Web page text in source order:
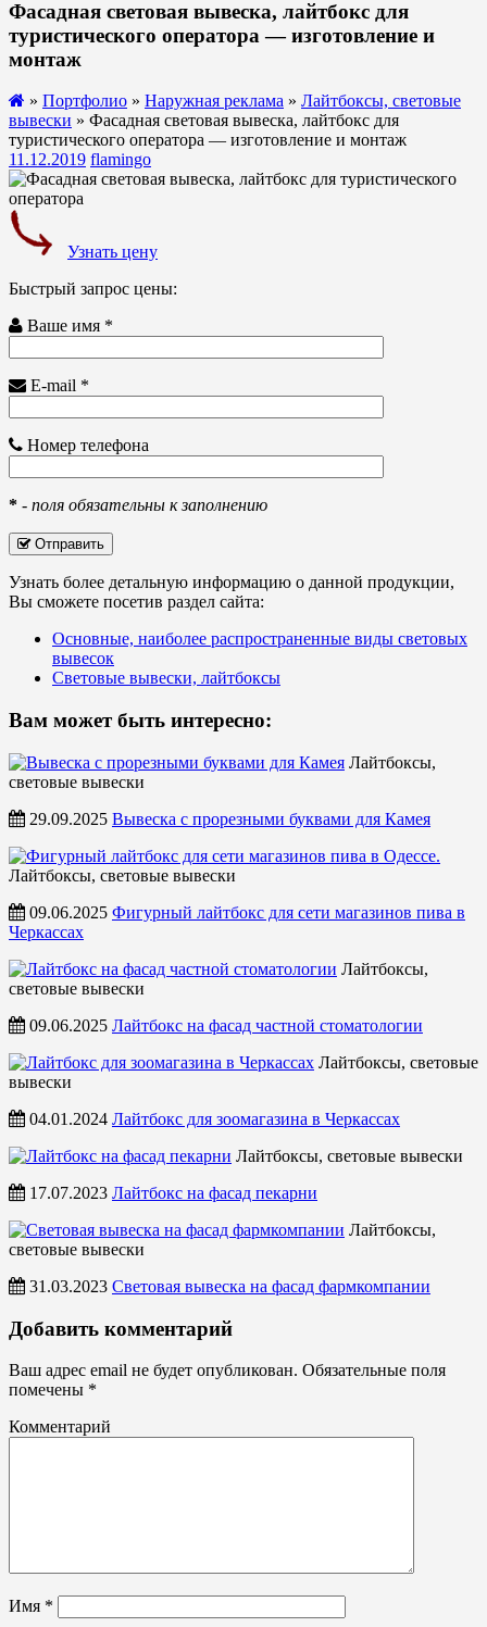
Фасадная световая вывеска, лайтбокс для
туристического оператора — изготовление и
монтаж
» Портфолио » Наружная реклама » Лайтбоксы, световые
вывески » Фасадная световая вывеска, лайтбокс для
туристического оператора — изготовление и монтаж
11.12.2019 flamingo
Узнать цену
Быстрый запрос цены:
Ваше имя *
E-mail *
Номер телефона
* - поля обязательны к заполнению
Отправить
Узнать более детальную информацию о данной продукции,
Вы сможете посетив раздел сайта:
Основные, наиболее распространенные виды световых
вывесок
Световые вывески, лайтбоксы
Вам может быть интересно:
Лайтбоксы,
световые вывески
29.09.2025 Вывеска с прорезными буквами для Камея
Лайтбоксы, световые вывески
09.06.2025 Фигурный лайтбокс для сети магазинов пива в
Черкассах
Лайтбоксы,
световые вывески
09.06.2025 Лайтбокс на фасад частной стоматологии
Лайтбоксы, световые
вывески
04.01.2024 Лайтбокс для зоомагазина в Черкассах
Лайтбоксы, световые вывески
17.07.2023 Лайтбокс на фасад пекарни
Лайтбоксы,
световые вывески
31.03.2023 Световая вывеска на фасад фармкомпании
Лайтбоксы,
световые
вывески
Добавить комментарий
Ваш адрес email не будет опубликован. Обязательные поля
помечены *
Комментарий
Имя *